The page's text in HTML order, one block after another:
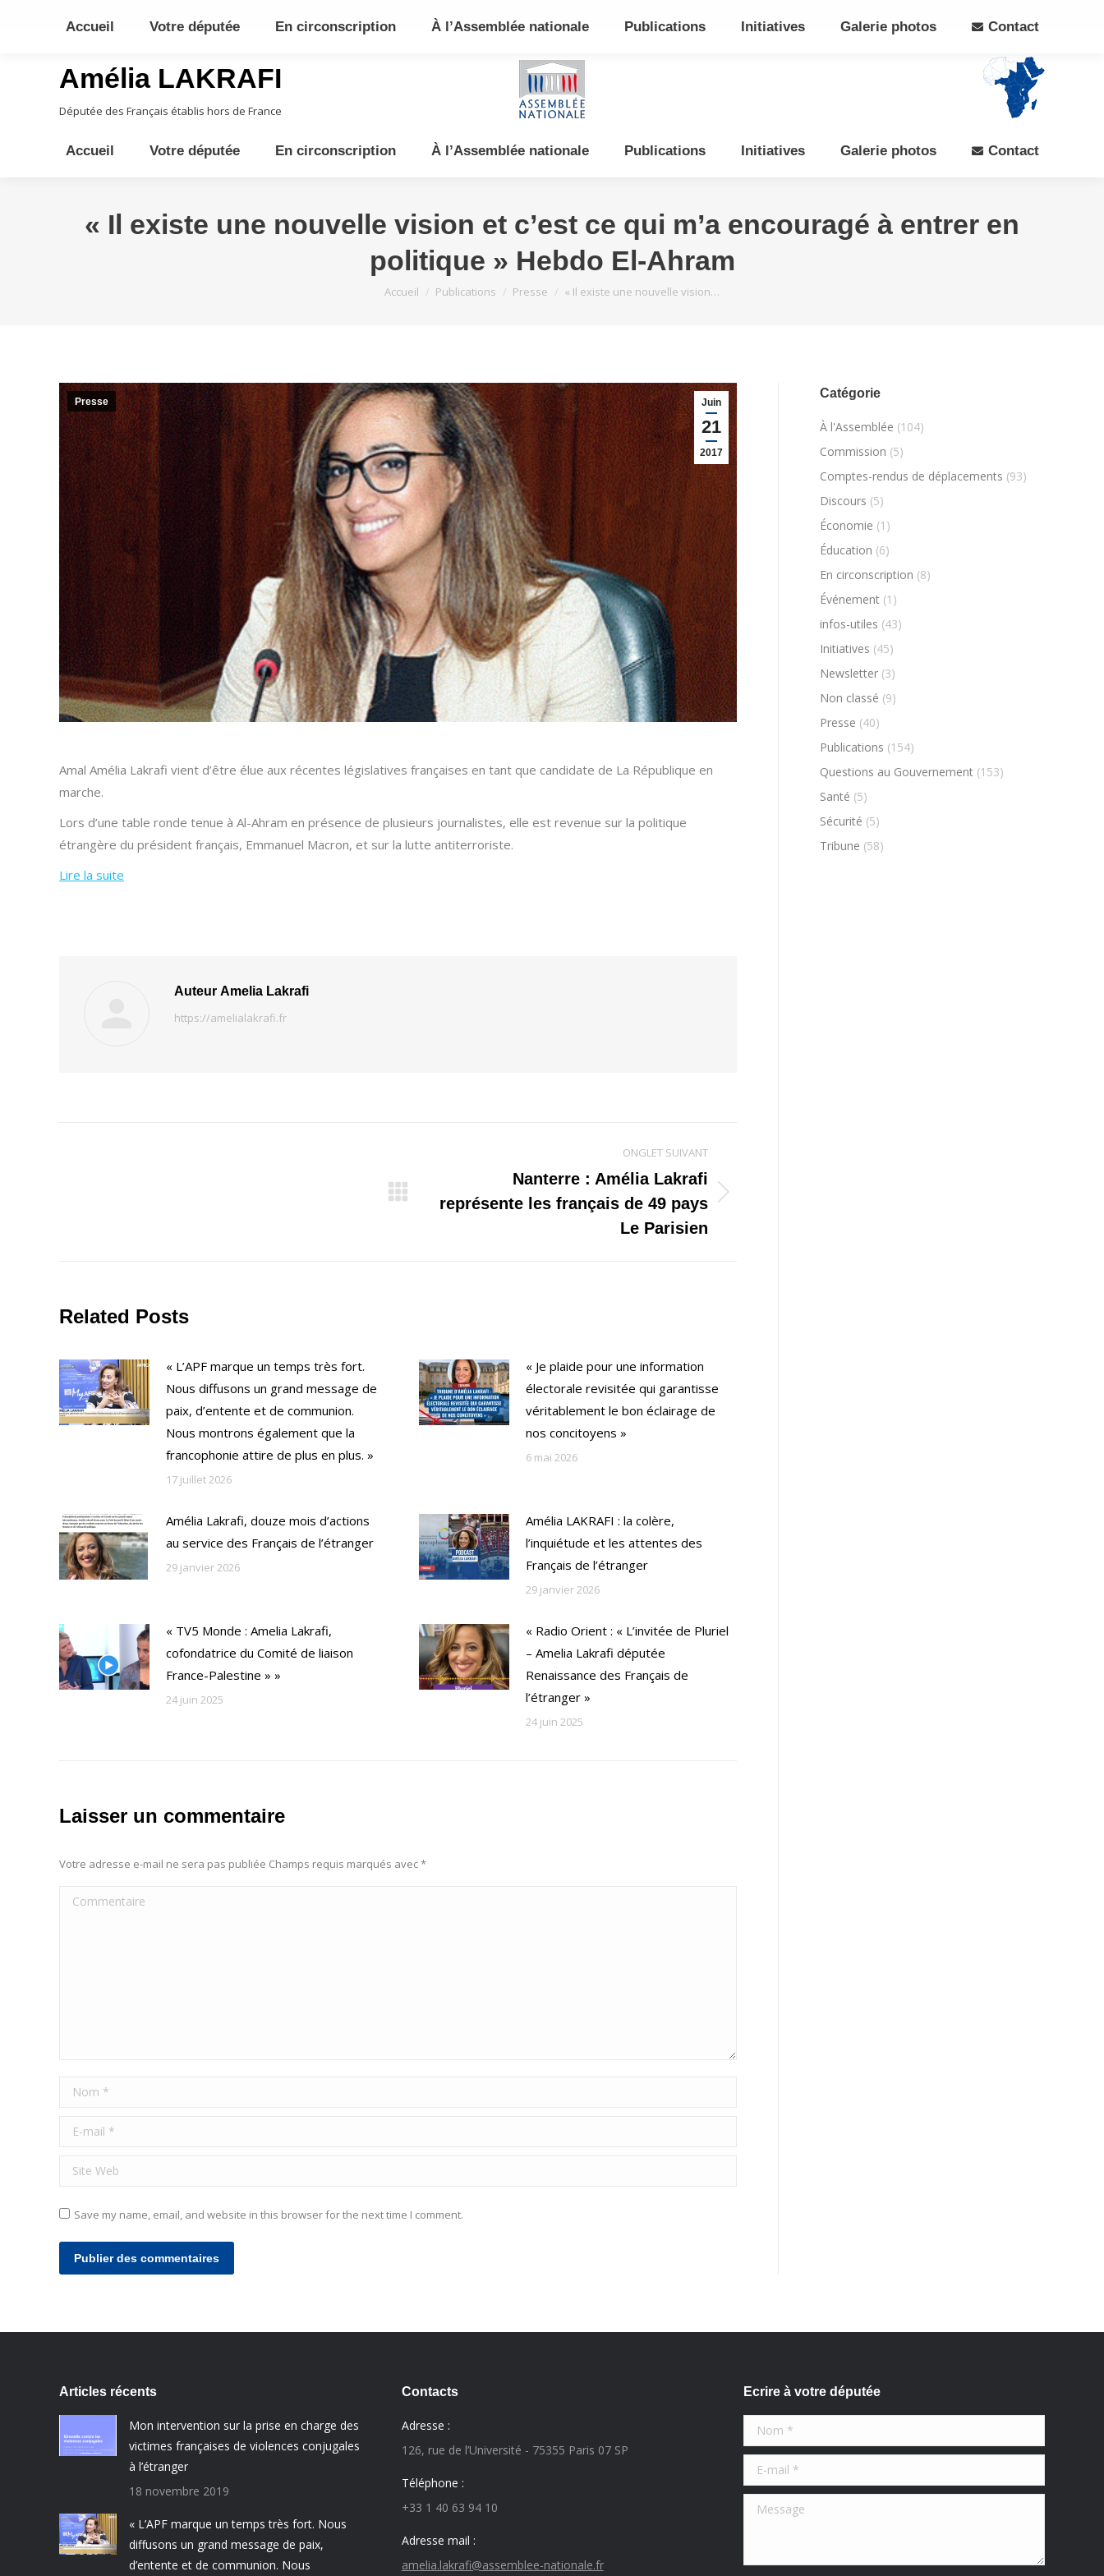
Facebook
opens
in
new
X
opens
in
new
Amélia LAKRAFI
Députée des Français établis hors de France
Accueil Votre députée En circonscription À l’Assemblée nationale Publications Initiatives Galerie photos Contact
« Il existe une nouvelle vision et c’est ce qui m’a encouragé à entrer en
politique » Hebdo El-Ahram
Vous êtes ici :
Accueil Publications Presse « Il existe une nouvelle vision…
Juin
21
2017
Presse
Amal Amélia Lakrafi vient d’être élue aux récentes législatives fran­çaises en tant que candidate de La République en
marche.
Lors d’une table ronde tenue à Al-Ahram en présence de plusieurs journalistes, elle est reve­nue sur la politique
étrangère du président français, Emmanuel Macron, et sur la lutte antiterroriste.
Lire la suite
Auteur Amelia Lakrafi
https://amelialakrafi.fr
ONGLET SUIVANT
Onglet
Nanterre : Amélia Lakrafi
représente les français de 49 pays
Le Parisien
Related Posts
« L’APF marque un temps très fort.
Nous diffusons un grand message de
paix, d’entente et de communion.
Nous montrons également que la
francophonie attire de plus en plus. »
17 juillet 2026
« Je plaide pour une information
électorale revisitée qui garantisse
véritablement le bon éclairage de
nos concitoyens »
6 mai 2026
Amélia Lakrafi, douze mois d’actions
au service des Français de l’étranger
29 janvier 2026
Amélia LAKRAFI : la colère,
l’inquiétude et les attentes des
Français de l’étranger
29 janvier 2026
« TV5 Monde : Amelia Lakrafi,
cofondatrice du Comité de liaison
France-Palestine » »
24 juin 2025
« Radio Orient : « L’invitée de Pluriel
– Amelia Lakrafi députée
Renaissance des Français de
l’étranger »
24 juin 2025
Laisser un commentaire
Votre adresse e-mail ne sera pas publiée Champs requis marqués avec*
Commentaire
Nom *
E-mail *
Site Web
Save my name, email, and website in this browser for the next time I comment.
Publier des commentaires
Catégorie
À l'Assemblée (104)
Commission (5)
Comptes-rendus de déplacements (93)
Discours (5)
Économie (1)
Éducation (6)
En circonscription (8)
Événement (1)
infos-utiles (43)
Initiatives (45)
Newsletter (3)
Non classé (9)
Presse (40)
Publications (154)
Questions au Gouvernement (153)
Santé (5)
Sécurité (5)
Tribune (58)
Articles récents
Mon intervention sur la prise en charge des
victimes françaises de violences conjugales
à l’étranger
18 novembre 2019
« L’APF marque un temps très fort. Nous
diffusons un grand message de paix,
d’entente et de communion. Nous
Contacts
Adresse :
126, rue de l’Université - 75355 Paris 07 SP
Téléphone :
+33 1 40 63 94 10
Adresse mail :
amelia.lakrafi@assemblee-nationale.fr
Ecrire à votre députée
Nom *
E-mail *
Message
Accueil Votre députée En circonscription À l’Assemblée nationale Publications Initiatives Galerie photos Contact